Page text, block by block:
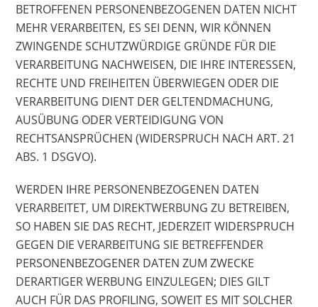
BETROFFENEN PERSONENBEZOGENEN DATEN NICHT
MEHR VERARBEITEN, ES SEI DENN, WIR KÖNNEN
ZWINGENDE SCHUTZWÜRDIGE GRÜNDE FÜR DIE
VERARBEITUNG NACHWEISEN, DIE IHRE INTERESSEN,
RECHTE UND FREIHEITEN ÜBERWIEGEN ODER DIE
VERARBEITUNG DIENT DER GELTENDMACHUNG,
AUSÜBUNG ODER VERTEIDIGUNG VON
RECHTSANSPRÜCHEN (WIDERSPRUCH NACH ART. 21
ABS. 1 DSGVO).
WERDEN IHRE PERSONENBEZOGENEN DATEN
VERARBEITET, UM DIREKTWERBUNG ZU BETREIBEN,
SO HABEN SIE DAS RECHT, JEDERZEIT WIDERSPRUCH
GEGEN DIE VERARBEITUNG SIE BETREFFENDER
PERSONENBEZOGENER DATEN ZUM ZWECKE
DERARTIGER WERBUNG EINZULEGEN; DIES GILT
AUCH FÜR DAS PROFILING, SOWEIT ES MIT SOLCHER